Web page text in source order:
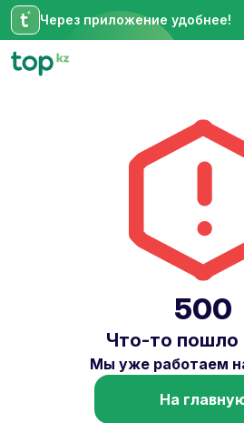
Через приложение удобнее!
500
Что-то пошло
Мы уже работаем
На